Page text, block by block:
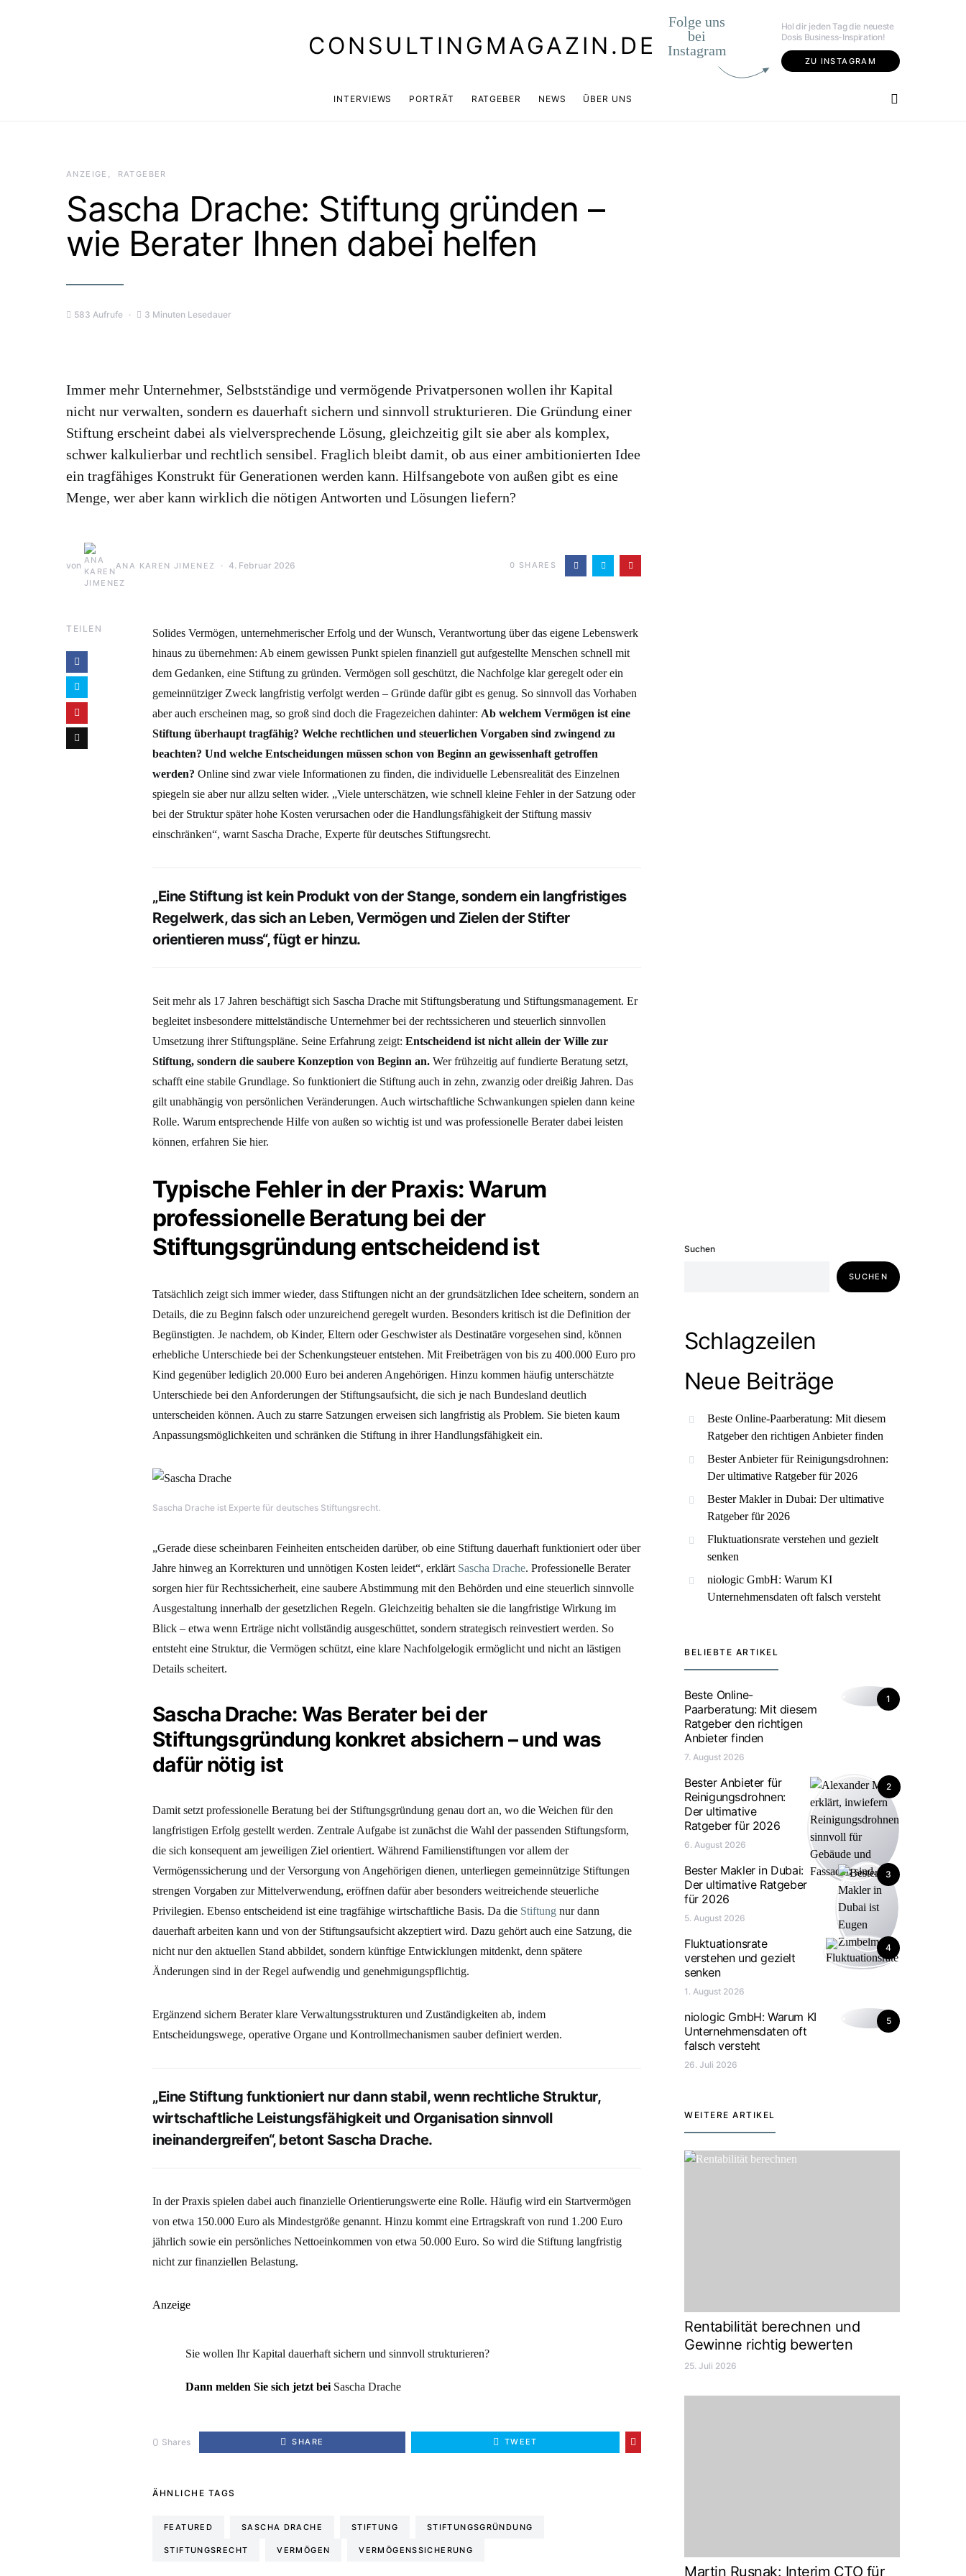
CONSULTINGMAGAZIN.DE
Folge uns
bei
Instagram
Hol dir jeden Tag die neueste
Dosis Business-Inspiration!
ZU INSTAGRAM
INTERVIEWS PORTRÄT RATGEBER NEWS ÜBER UNS
ANZEIGE RATGEBER
Sascha Drache: Stiftung gründen –
wie Berater Ihnen dabei helfen
583 Aufrufe 3 Minuten Lesedauer
Immer mehr Unternehmer, Selbstständige und vermögende Privatpersonen wollen ihr Kapital
nicht nur verwalten, sondern es dauerhaft sichern und sinnvoll strukturieren. Die Gründung einer
Stiftung erscheint dabei als vielversprechende Lösung, gleichzeitig gilt sie aber als komplex,
schwer kalkulierbar und rechtlich sensibel. Fraglich bleibt damit, ob aus einer ambitionierten Idee
ein tragfähiges Konstrukt für Generationen werden kann. Hilfsangebote von außen gibt es eine
Menge, wer aber kann wirklich die nötigen Antworten und Lösungen liefern?
von ANA KAREN JIMENEZ 4. Februar 2026 0 SHARES
TEILEN
Solides Vermögen, unternehmerischer Erfolg und der Wunsch, Verantwortung über das eigene Lebenswerk
hinaus zu übernehmen: Ab einem gewissen Punkt spielen finanziell gut aufgestellte Menschen schnell mit
dem Gedanken, eine Stiftung zu gründen. Vermögen soll geschützt, die Nachfolge klar geregelt oder ein
gemeinnütziger Zweck langfristig verfolgt werden – Gründe dafür gibt es genug. So sinnvoll das Vorhaben
aber auch erscheinen mag, so groß sind doch die Fragezeichen dahinter: Ab welchem Vermögen ist eine
Stiftung überhaupt tragfähig? Welche rechtlichen und steuerlichen Vorgaben sind zwingend zu
beachten? Und welche Entscheidungen müssen schon von Beginn an gewissenhaft getroffen
werden? Online sind zwar viele Informationen zu finden, die individuelle Lebensrealität des Einzelnen
spiegeln sie aber nur allzu selten wider. „Viele unterschätzen, wie schnell kleine Fehler in der Satzung oder
bei der Struktur später hohe Kosten verursachen oder die Handlungsfähigkeit der Stiftung massiv
einschränken“, warnt Sascha Drache, Experte für deutsches Stiftungsrecht.
„Eine Stiftung ist kein Produkt von der Stange, sondern ein langfristiges
Regelwerk, das sich an Leben, Vermögen und Zielen der Stifter
orientieren muss“, fügt er hinzu.
Seit mehr als 17 Jahren beschäftigt sich Sascha Drache mit Stiftungsberatung und Stiftungsmanagement. Er
begleitet insbesondere mittelständische Unternehmer bei der rechtssicheren und steuerlich sinnvollen
Umsetzung ihrer Stiftungspläne. Seine Erfahrung zeigt: Entscheidend ist nicht allein der Wille zur
Stiftung, sondern die saubere Konzeption von Beginn an. Wer frühzeitig auf fundierte Beratung setzt,
schafft eine stabile Grundlage. So funktioniert die Stiftung auch in zehn, zwanzig oder dreißig Jahren. Das
gilt unabhängig von persönlichen Veränderungen. Auch wirtschaftliche Schwankungen spielen dann keine
Rolle. Warum entsprechende Hilfe von außen so wichtig ist und was professionelle Berater dabei leisten
können, erfahren Sie hier.
Typische Fehler in der Praxis: Warum
professionelle Beratung bei der
Stiftungsgründung entscheidend ist
Tatsächlich zeigt sich immer wieder, dass Stiftungen nicht an der grundsätzlichen Idee scheitern, sondern an
Details, die zu Beginn falsch oder unzureichend geregelt wurden. Besonders kritisch ist die Definition der
Begünstigten. Je nachdem, ob Kinder, Eltern oder Geschwister als Destinatäre vorgesehen sind, können
erhebliche Unterschiede bei der Schenkungsteuer entstehen. Mit Freibeträgen von bis zu 400.000 Euro pro
Kind gegenüber lediglich 20.000 Euro bei anderen Angehörigen. Hinzu kommen häufig unterschätzte
Unterschiede bei den Anforderungen der Stiftungsaufsicht, die sich je nach Bundesland deutlich
unterscheiden können. Auch zu starre Satzungen erweisen sich langfristig als Problem. Sie bieten kaum
Anpassungsmöglichkeiten und schränken die Stiftung in ihrer Handlungsfähigkeit ein.
Sascha Drache ist Experte für deutsches Stiftungsrecht.
„Gerade diese scheinbaren Feinheiten entscheiden darüber, ob eine Stiftung dauerhaft funktioniert oder über
Jahre hinweg an Korrekturen und unnötigen Kosten leidet“, erklärt Sascha Drache. Professionelle Berater
sorgen hier für Rechtssicherheit, eine saubere Abstimmung mit den Behörden und eine steuerlich sinnvolle
Ausgestaltung innerhalb der gesetzlichen Regeln. Gleichzeitig behalten sie die langfristige Wirkung im
Blick – etwa wenn Erträge nicht vollständig ausgeschüttet, sondern strategisch reinvestiert werden. So
entsteht eine Struktur, die Vermögen schützt, eine klare Nachfolgelogik ermöglicht und nicht an lästigen
Details scheitert.
Sascha Drache: Was Berater bei der
Stiftungsgründung konkret absichern – und was
dafür nötig ist
Damit setzt professionelle Beratung bei der Stiftungsgründung genau dort an, wo die Weichen für den
langfristigen Erfolg gestellt werden. Zentrale Aufgabe ist zunächst die Wahl der passenden Stiftungsform,
die sich konsequent am jeweiligen Ziel orientiert. Während Familienstiftungen vor allem der
Vermögenssicherung und der Versorgung von Angehörigen dienen, unterliegen gemeinnützige Stiftungen
strengen Vorgaben zur Mittelverwendung, eröffnen dafür aber besonders weitreichende steuerliche
Privilegien. Ebenso entscheidend ist eine tragfähige wirtschaftliche Basis. Da die Stiftung nur dann
dauerhaft arbeiten kann und von der Stiftungsaufsicht akzeptiert wird. Dazu gehört auch eine Satzung, die
nicht nur den aktuellen Stand abbildet, sondern künftige Entwicklungen mitdenkt, denn spätere
Änderungen sind in der Regel aufwendig und genehmigungspflichtig.
Ergänzend sichern Berater klare Verwaltungsstrukturen und Zuständigkeiten ab, indem
Entscheidungswege, operative Organe und Kontrollmechanismen sauber definiert werden.
„Eine Stiftung funktioniert nur dann stabil, wenn rechtliche Struktur,
wirtschaftliche Leistungsfähigkeit und Organisation sinnvoll
ineinandergreifen“, betont Sascha Drache.
In der Praxis spielen dabei auch finanzielle Orientierungswerte eine Rolle. Häufig wird ein Startvermögen
von etwa 150.000 Euro als Mindestgröße genannt. Hinzu kommt eine Ertragskraft von rund 1.200 Euro
jährlich sowie ein persönliches Nettoeinkommen von etwa 50.000 Euro. So wird die Stiftung langfristig
nicht zur finanziellen Belastung.
Anzeige
Sie wollen Ihr Kapital dauerhaft sichern und sinnvoll strukturieren?
Dann melden Sie sich jetzt bei Sascha Drache
0 Shares SHARE TWEET
ÄHNLICHE TAGS
FEATURED SASCHA DRACHE STIFTUNG STIFTUNGSGRÜNDUNG
STIFTUNGSRECHT VERMÖGEN VERMÖGENSSICHERUNG
Suchen
SUCHEN
Schlagzeilen
Neue Beiträge
Beste Online-Paarberatung: Mit diesem
Ratgeber den richtigen Anbieter finden
Bester Anbieter für Reinigungsdrohnen:
Der ultimative Ratgeber für 2026
Bester Makler in Dubai: Der ultimative
Ratgeber für 2026
Fluktuationsrate verstehen und gezielt
senken
niologic GmbH: Warum KI
Unternehmensdaten oft falsch versteht
BELIEBTE ARTIKEL
1
Beste Online-
Paarberatung: Mit diesem
Ratgeber den richtigen
Anbieter finden
7. August 2026
2
Bester Anbieter für
Reinigungsdrohnen:
Der ultimative
Ratgeber für 2026
6. August 2026
3
Bester Makler in Dubai:
Der ultimative Ratgeber
für 2026
5. August 2026
4
Fluktuationsrate
verstehen und gezielt
senken
1. August 2026
5
niologic GmbH: Warum KI
Unternehmensdaten oft
falsch versteht
26. Juli 2026
WEITERE ARTIKEL
Rentabilität berechnen und
Gewinne richtig bewerten
25. Juli 2026
Martin Rusnak: Interim CTO für